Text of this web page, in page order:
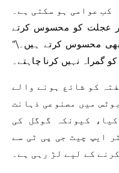
کب عوامی ہو سکتی ہے۔
عجلت کو محسوس کرتے
محسوس کرتے ہیں۔\”
کو شائع ہونے والے
میں مصنوعی ذہانت
کیونکہ گوگل کی
ایپ چیٹ جی پی ٹی سے
کے لیے لڑ رہی ہے۔